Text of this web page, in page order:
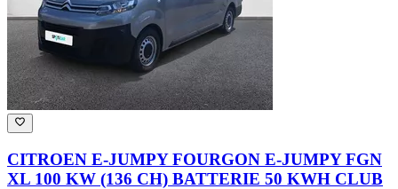
CITROEN E-JUMPY FOURGON E-JUMPY FGN
XL 100 KW (136 CH) BATTERIE 50 KWH CLUB